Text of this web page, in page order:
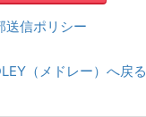
送信ポリシー
（メドレー）へ戻る